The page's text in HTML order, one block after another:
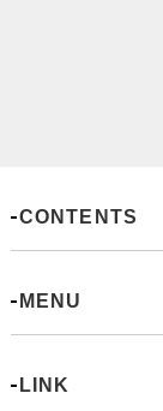
CONTENTS
MENU
LINK